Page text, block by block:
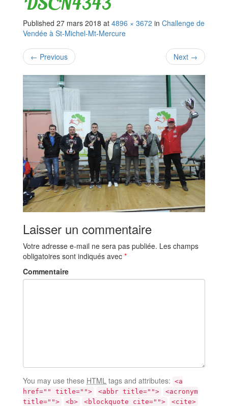
Published 27 mars 2018 at 4896 × 3672 in Challenge de
Vendée à St-Michel-Mt-Mercure
← Previous Next →
Laisser un commentaire
Votre adresse e-mail ne sera pas publiée. Les champs
obligatoires sont indiqués avec *
Commentaire
You may use these HTML tags and attributes: <a
href="" title="">
<abbr title="">
<acronym
title="">
<b> <blockquote cite="">
<cite>